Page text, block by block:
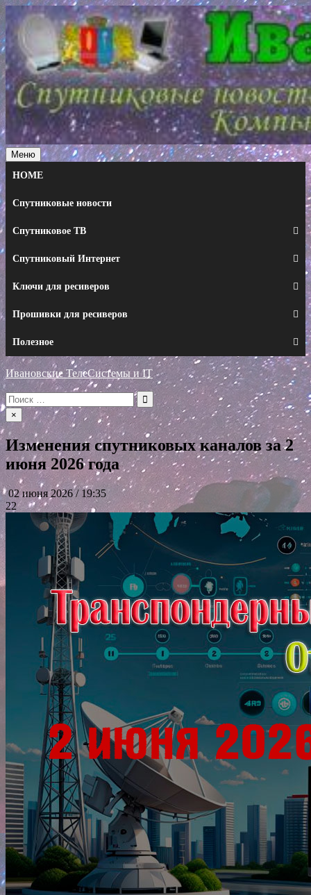
Перейти
к
содержимому
Меню
HOME
Спутниковые новости
Спутниковое ТВ
Спутниковый Интернет
Ключи для ресиверов
Прошивки для ресиверов
Полезное
Ивановские ТелеСистемы и IT
Искать:
×
Изменения спутниковых каналов за 2
июня 2026 года
02 июня 2026 / 19:35
22